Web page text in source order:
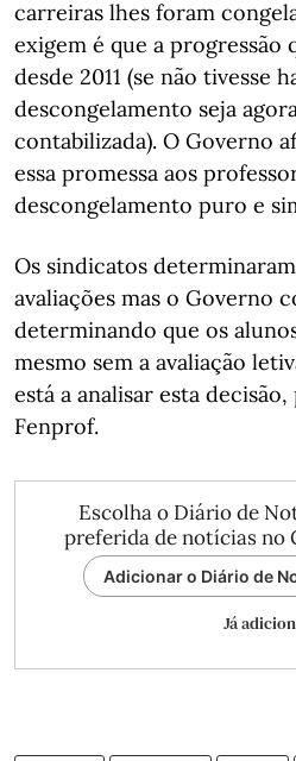
carreiras lhes foram
exigem é que a
desde 2011 (se não tivesse
descongelamento seja
contabilizada). O Governo
essa promessa aos
descongelamento puro e
Os sindicatos
avaliações mas o Governo
determinando que os
mesmo sem a avaliação
está a analisar esta
Fenprof.
Escolha o Diário de
preferida de notícias no
Adicionar o Diário de
Já